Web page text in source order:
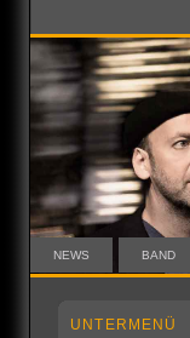
NEWS BAND
UNTERMENÜ